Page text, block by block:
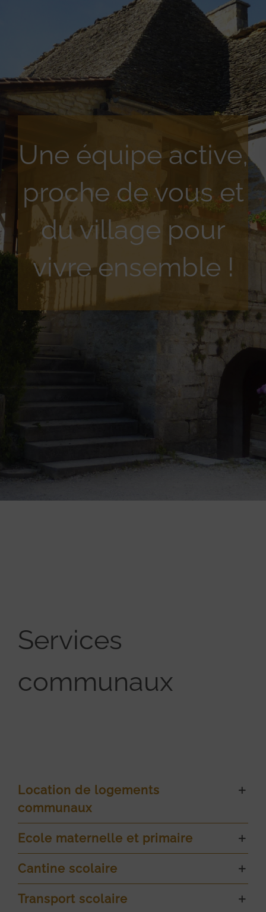
Une équipe active,
proche de vous et
du village pour
vivre ensemble !
Services
communaux
Location de logements
communaux
Ecole maternelle et primaire
Cantine scolaire
Transport scolaire